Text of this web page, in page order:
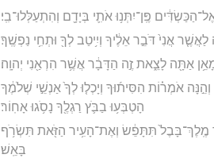
פֶּֽן־יִתְּנ֥וּ אֹתִ֛י בְּיָדָ֖ם וְהִתְעַלְּלוּ־בִֽי׃
לַאֲשֶׁ֤ר אֲנִי֙ דֹּבֵ֣ר אֵלֶ֔יךָ וְיִ֥יטַב לְךָ֖ וּתְחִ֥י נַפְשֶֽׁךָ׃
אַתָּ֖ה לָצֵ֑את זֶ֣ה הַדָּבָ֔ר אֲשֶׁ֥ר הִרְאַ֖נִי יְהוָֽה׃
אֹמְר֗וֹת הִסִּית֜וּךָ וְיָכְל֤וּ לְךָ֙ אַנְשֵׁ֣י שְׁלֹמֶ֔ךָ
הָטְבְּע֥וּ בַבֹּ֛ץ רַגְלֶ֖ךָ נָסֹ֥גוּ אָחֽוֹר׃
מֶֽלֶךְ־בָּבֶל֙ תִּתָּפֵ֔שׂ וְאֶת־הָעִ֥יר הַזֹּ֖את תִּשְׂרֹ֥ף
בָּאֵֽשׁ׃